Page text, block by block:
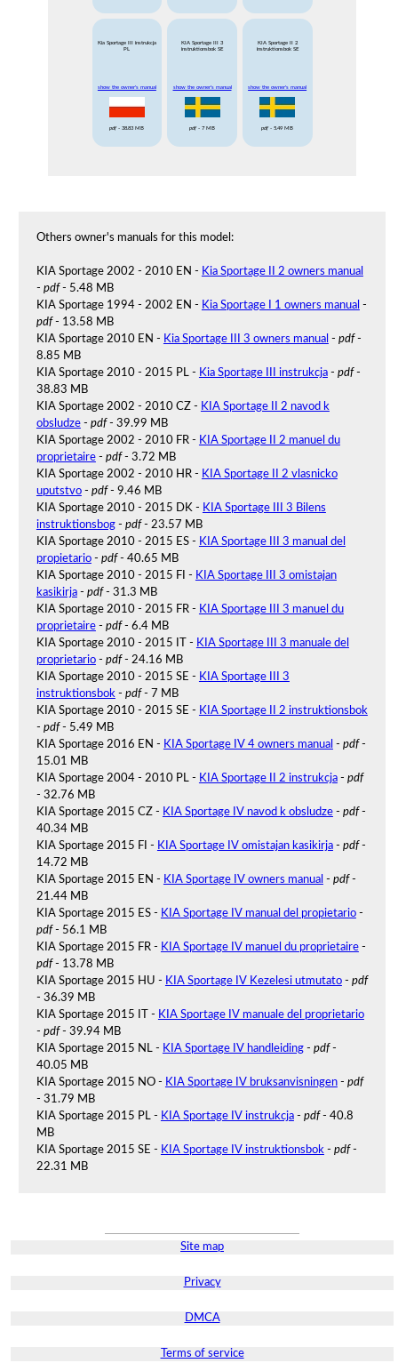
Kia Sportage III instrukcja
PL
show the owner's manual
pdf - 38.83 MB
KIA Sportage III 3
instruktionsbok SE
show the owner's manual
pdf - 7 MB
KIA Sportage II 2
instruktionsbok SE
show the owner's manual
pdf - 5.49 MB
Others owner's manuals for this model:
KIA Sportage 2002 - 2010 EN - Kia Sportage II 2 owners manual
- pdf- 5.48 MB
KIA Sportage 1994 - 2002 EN - Kia Sportage I 1 owners manual -
pdf- 13.58 MB
KIA Sportage 2010 EN - Kia Sportage III 3 owners manual - pdf-
8.85 MB
KIA Sportage 2010 - 2015 PL - Kia Sportage III instrukcja- pdf-
38.83 MB
KIA Sportage 2002 - 2010 CZ - KIA Sportage II 2 navod k
obsludze- pdf- 39.99 MB
KIA Sportage 2002 - 2010 FR - KIA Sportage II 2 manuel du
proprietaire- pdf- 3.72 MB
KIA Sportage 2002 - 2010 HR - KIA Sportage II 2 vlasnicko
uputstvo- pdf- 9.46 MB
KIA Sportage 2010 - 2015 DK - KIA Sportage III 3 Bilens
instruktionsbog- pdf- 23.57 MB
KIA Sportage 2010 - 2015 ES - KIA Sportage III 3 manual del
propietario- pdf- 40.65 MB
KIA Sportage 2010 - 2015 FI - KIA Sportage III 3 omistajan
kasikirja- pdf- 31.3 MB
KIA Sportage 2010 - 2015 FR - KIA Sportage III 3 manuel du
proprietaire- pdf- 6.4 MB
KIA Sportage 2010 - 2015 IT - KIA Sportage III 3 manuale del
proprietario- pdf- 24.16 MB
KIA Sportage 2010 - 2015 SE - KIA Sportage III 3
instruktionsbok - pdf- 7 MB
KIA Sportage 2010 - 2015 SE - KIA Sportage II 2 instruktionsbok
- pdf- 5.49 MB
KIA Sportage 2016 EN - KIA Sportage IV 4 owners manual - pdf-
15.01 MB
KIA Sportage 2004 - 2010 PL - KIA Sportage II 2 instrukcja- pdf
- 32.76 MB
KIA Sportage 2015 CZ - KIA Sportage IV navod k obsludze- pdf-
40.34 MB
KIA Sportage 2015 FI - KIA Sportage IV omistajan kasikirja- pdf-
14.72 MB
KIA Sportage 2015 EN - KIA Sportage IV owners manual - pdf-
21.44 MB
KIA Sportage 2015 ES - KIA Sportage IV manual del propietario-
pdf- 56.1 MB
KIA Sportage 2015 FR - KIA Sportage IV manuel du proprietaire-
pdf- 13.78 MB
KIA Sportage 2015 HU - KIA Sportage IV Kezelesi utmutato- pdf
- 36.39 MB
KIA Sportage 2015 IT - KIA Sportage IV manuale del proprietario
- pdf- 39.94 MB
KIA Sportage 2015 NL - KIA Sportage IV handleiding- pdf-
40.05 MB
KIA Sportage 2015 NO - KIA Sportage IV bruksanvisningen- pdf
- 31.79 MB
KIA Sportage 2015 PL - KIA Sportage IV instrukcja- pdf- 40.8
MB
KIA Sportage 2015 SE - KIA Sportage IV instruktionsbok - pdf-
22.31 MB
Site map
Privacy
DMCA
Terms of service